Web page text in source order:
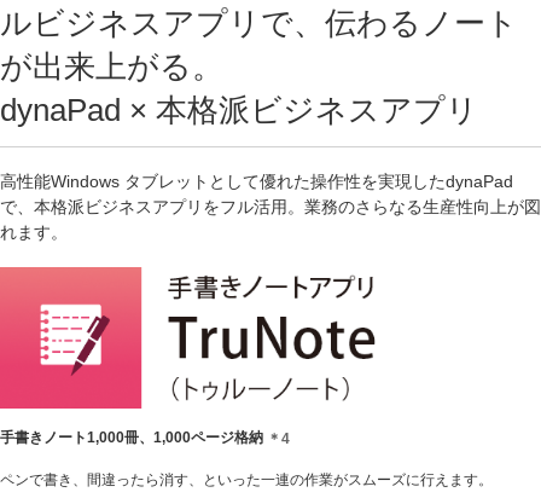
ルビジネスアプリで、伝わるノート
が出来上がる。
dynaPad × 本格派ビジネスアプリ
高性能Windows タブレットとして優れた操作性を実現したdynaPad
で、本格派ビジネスアプリをフル活用。業務のさらなる生産性向上が図
れます。
手書きノート1,000冊、1,000ページ格納 ＊4
ペンで書き、間違ったら消す、といった一連の作業がスムーズに行えます。